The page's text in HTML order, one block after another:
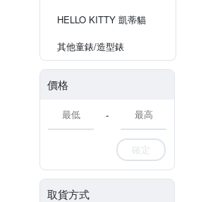
HELLO KITTY 凱蒂貓
其他童錶/造型錶
價格
-
確定
取貨方式